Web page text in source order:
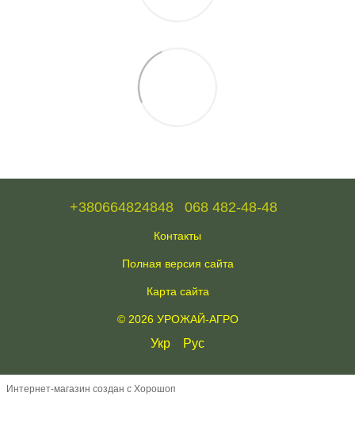
+380664824848 068 482-48-48
Контакты
Полная версия сайта
Карта сайта
© 2026 УРОЖАЙ-АГРО
Укр Рус
Интернет-магазин создан с Хорошоп